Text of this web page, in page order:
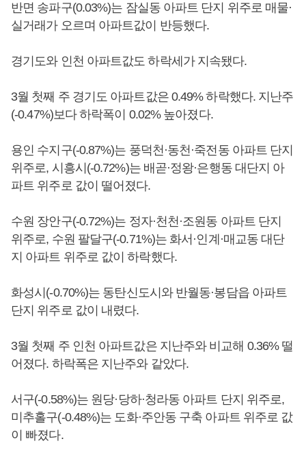
반면 송파구(0.03%)는 잠실동 아파트 단지 위주로 매물·
실거래가 오르며 아파트값이 반등했다.
경기도와 인천 아파트값도 하락세가 지속됐다.
3월 첫째 주 경기도 아파트값은 0.49% 하락했다. 지난주
(-0.47%)보다 하락폭이 0.02% 높아졌다.
용인 수지구(-0.87%)는 풍덕천·동천·죽전동 아파트 단지
위주로, 시흥시(-0.72%)는 배곧·정왕·은행동 대단지 아
파트 위주로 값이 떨어졌다.
수원 장안구(-0.72%)는 정자·천천·조원동 아파트 단지
위주로, 수원 팔달구(-0.71%)는 화서·인계·매교동 대단
지 아파트 위주로 값이 하락했다.
화성시(-0.70%)는 동탄신도시와 반월동·봉담읍 아파트
단지 위주로 값이 내렸다.
3월 첫째 주 인천 아파트값은 지난주와 비교해 0.36% 떨
어졌다. 하락폭은 지난주와 같았다.
서구(-0.58%)는 원당·당하·청라동 아파트 단지 위주로,
미추홀구(-0.48%)는 도화·주안동 구축 아파트 위주로 값
이 빠졌다.